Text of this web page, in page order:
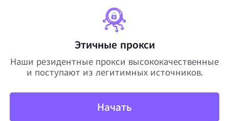
Этичные прокси
Наши резидентные прокси высококачественные
и поступают из легитимных источников.
Начать